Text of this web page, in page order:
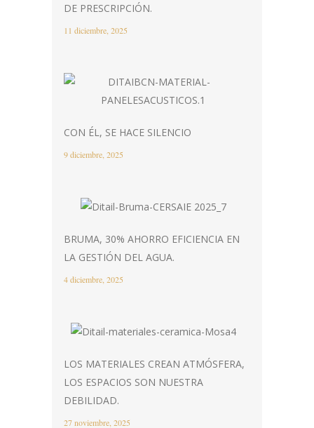
DE PRESCRIPCIÓN.
11 diciembre, 2025
CON ÉL, SE HACE SILENCIO
9 diciembre, 2025
BRUMA, 30% AHORRO EFICIENCIA EN
LA GESTIÓN DEL AGUA.
4 diciembre, 2025
LOS MATERIALES CREAN ATMÓSFERA,
LOS ESPACIOS SON NUESTRA
DEBILIDAD.
27 noviembre, 2025